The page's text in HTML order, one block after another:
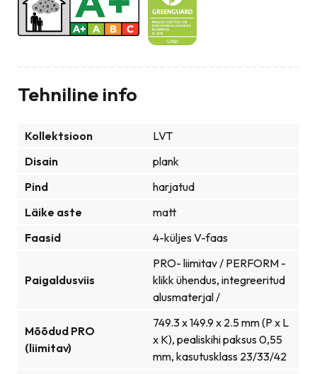
Tehniline info
Kollektsioon
LVT
Disain
plank
Pind
harjatud
Läike aste
matt
Faasid
4-küljes V-faas
Paigaldusviis
PRO- liimitav / PERFORM -
klikk ühendus, integreeritud
alusmaterjal /
Mõõdud PRO
(liimitav)
749.3 x 149.9 x 2.5 mm (P x L
x K), pealiskihi paksus 0,55
mm, kasutusklass 23/33/42